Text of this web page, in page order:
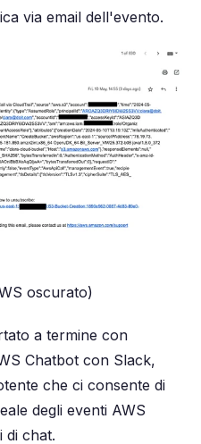
via email dell'evento.
oscurato)
a termine con
Chatbot con Slack,
che ci consente di
degli eventi AWS
di chat.